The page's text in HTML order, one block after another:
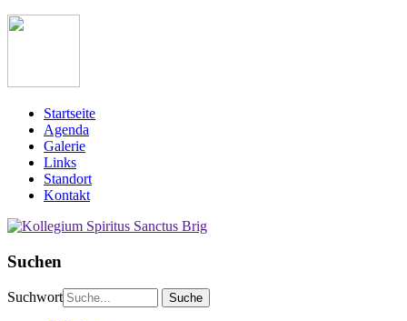
Startseite
Agenda
Galerie
Links
Standort
Kontakt
Suchen
Suchwort